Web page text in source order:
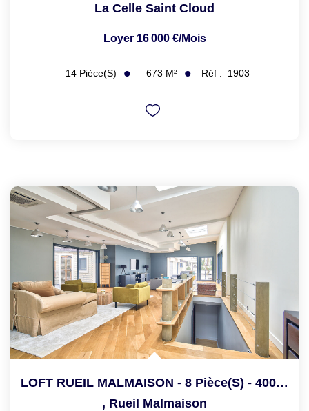
La Celle Saint Cloud
Loyer 16 000 €/mois
14 Pièce(s) 673 M² Réf : 1903
LOFT RUEIL MALMAISON - 8 Pièce(s) - 400 M2
, Rueil Malmaison